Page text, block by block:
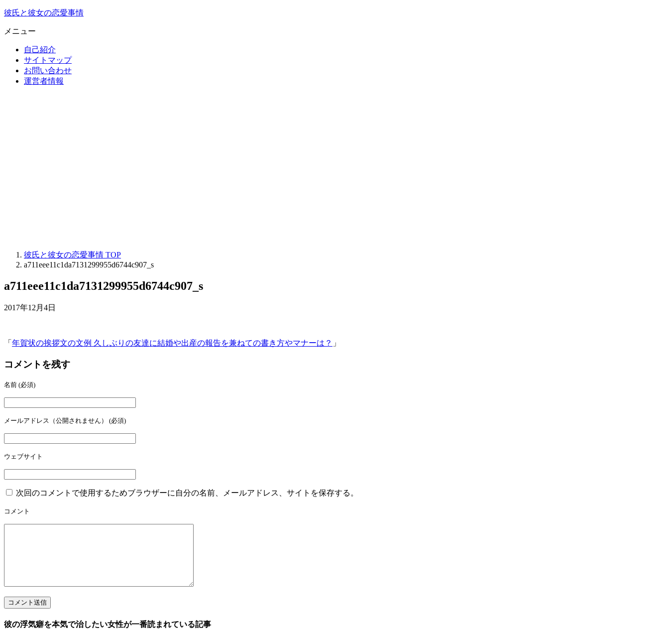
彼氏と彼女の恋愛事情
メニュー
自己紹介
サイトマップ
お問い合わせ
運営者情報
彼氏と彼女の恋愛事情 TOP
a711eee11c1da7131299955d6744c907_s
a711eee11c1da7131299955d6744c907_s
2017年12月4日
「 年賀状の挨拶文の文例 久しぶりの友達に結婚や出産の報告を兼ねての書き方やマナーは？ 」
コメントを残す
名前 (必須)
メールアドレス（公開されません） (必須)
ウェブサイト
次回のコメントで使用するためブラウザーに自分の名前、メールアドレス、サイトを保存する。
コメント
コメント送信
彼の浮気癖を本気で治したい女性が一番読まれている記事